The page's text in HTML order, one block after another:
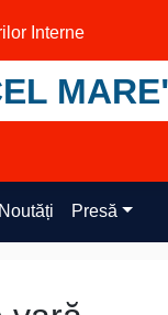
Interne
Noutăți Presă